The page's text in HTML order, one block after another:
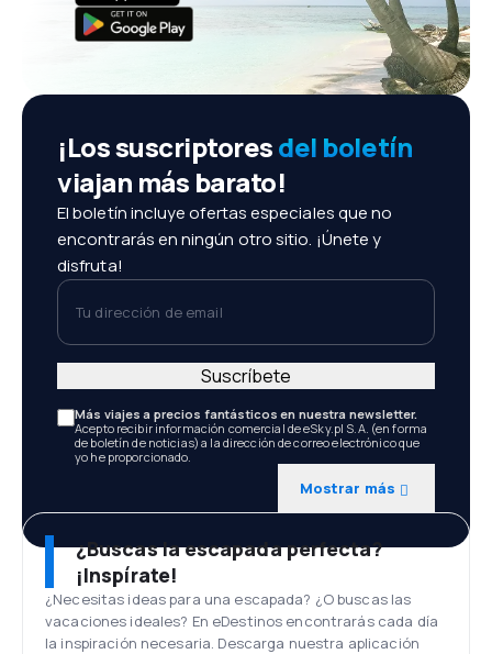
¡Los suscriptoresdel boletín
viajan más barato!
El boletín incluye ofertas especiales que no
encontrarás en ningún otro sitio. ¡Únete y
disfruta!
Tu dirección de email
Más viajes a precios fantásticos en nuestra newsletter.
Acepto recibir información comercial de eSky.pl S.A. (en forma
de boletín de noticias) a la dirección de correo electrónico que
yo he proporcionado.
Mostrar más
Suscríbete
¿Buscas la escapada perfecta?
¡Inspírate!
¿Necesitas ideas para una escapada? ¿O buscas las
vacaciones ideales? En eDestinos encontrarás cada día
la inspiración necesaria. Descarga nuestra aplicación